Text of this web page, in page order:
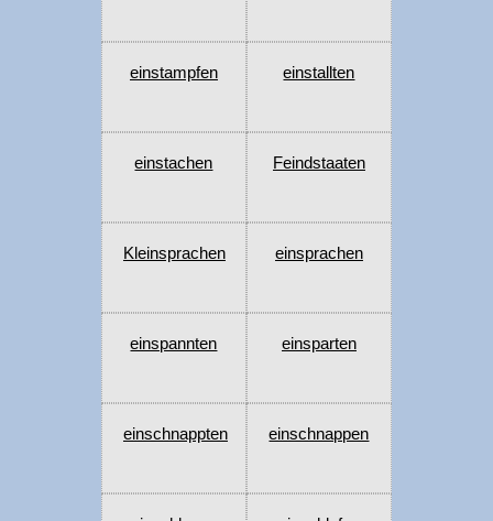
einstampfen einstallten
einstachen Feindstaaten
Kleinsprachen einsprachen
einspannten einsparten
einschnappten einschnappen